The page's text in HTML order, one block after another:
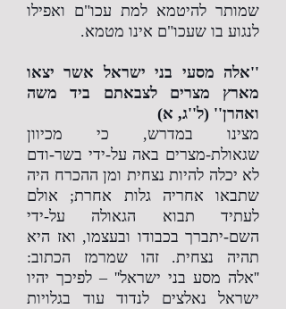
שמותר להיטמא למת עכו"ם ואפילו
לנגוע בו שעכו"ם אינו מטמא.
''אלה מסעי בני ישראל אשר יצאו
מארץ מצרים לצבאתם ביד משה
ואהרן'' (ל''ג, א)
מצינו במדרש, כי מכיוון
שגאולת-מצרים באה על-ידי בשר-ודם
לא יכלה להיות נצחית ומן ההכרח היה
שתבאו אחריה גלות אחרת; אולם
לעתיד תבוא הגאולה על-ידי
השם-יתברך בכבודו ובעצמו, ואז היא
תהיה נצחית. זהו שמרמז הכתוב:
''אלה מסע בני ישראל'' – לפיכך יהיו
ישראל נאלצים לנדוד עוד בגלויות